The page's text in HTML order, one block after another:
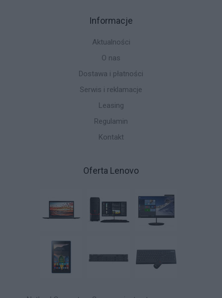
Informacje
Aktualności
O nas
Dostawa i płatności
Serwis i reklamacje
Leasing
Regulamin
Kontakt
Oferta Lenovo